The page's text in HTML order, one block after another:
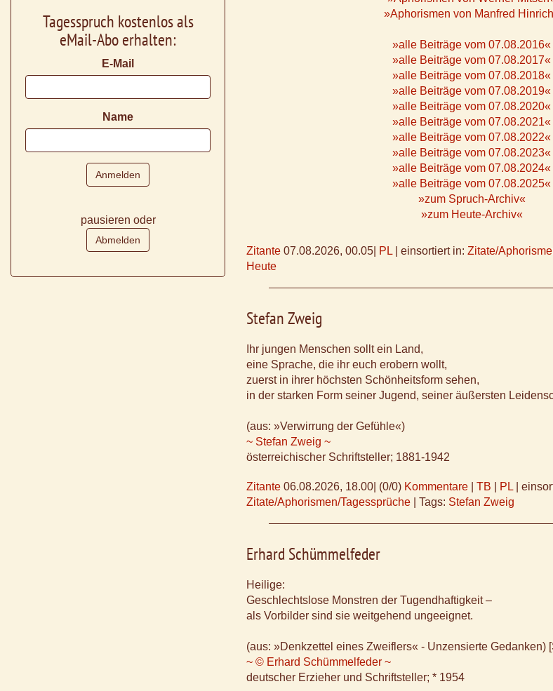
»Aphorismen von Manfred
»alle Beiträge vom 07.08.2016«
»alle Beiträge vom 07.08.2017«
»alle Beiträge vom 07.08.2018«
»alle Beiträge vom 07.08.2019«
»alle Beiträge vom 07.08.2020«
»alle Beiträge vom 07.08.2021«
»alle Beiträge vom 07.08.2022«
»alle Beiträge vom 07.08.2023«
»alle Beiträge vom 07.08.2024«
»alle Beiträge vom 07.08.2025«
»zum Spruch-Archiv«
»zum Heute-Archiv«
Zitante 07.08.2026, 00.05 PL einsortiert in: Zitate/
Heute
Stefan Zweig
Ihr jungen Menschen sollt ein Land,
eine Sprache, die ihr euch erobern wollt,
zuerst in ihrer höchsten Schönheitsform sehen,
in der starken Form seiner Jugend, seiner äußersten
(aus: »Verwirrung der Gefühle«)
~ Stefan Zweig ~
österreichischer Schriftsteller; 1881-1942
Zitante 06.08.2026, 18.00 (0/0) Kommentare TB PL
Zitate/Aphorismen/Tagessprüche
Tags: Stefan Zweig
Erhard Schümmelfeder
Heilige:
Geschlechtslose Monstren der Tugendhaftigkeit –
als Vorbilder sind sie weitgehend ungeeignet.
(aus: »Denkzettel eines Zweiflers« - Unzensierte Gedanken)
~ © Erhard Schümmelfeder ~
deutscher Erzieher und Schriftsteller; * 1954
Tagesspruch kostenlos als
eMail-Abo erhalten:
E-Mail
Name
pausieren oder